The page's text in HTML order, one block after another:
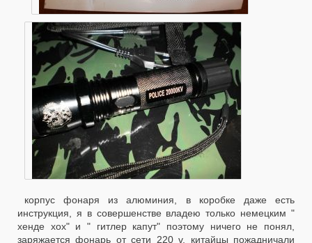
корпус фонаря из алюминия, в коробке даже есть
инструкция, я в совершенстве владею только немецким "
хенде хох" и " гитлер капут" поэтому ничего не понял,
заряжается фонарь от сети 220 v, китайцы пожадничали